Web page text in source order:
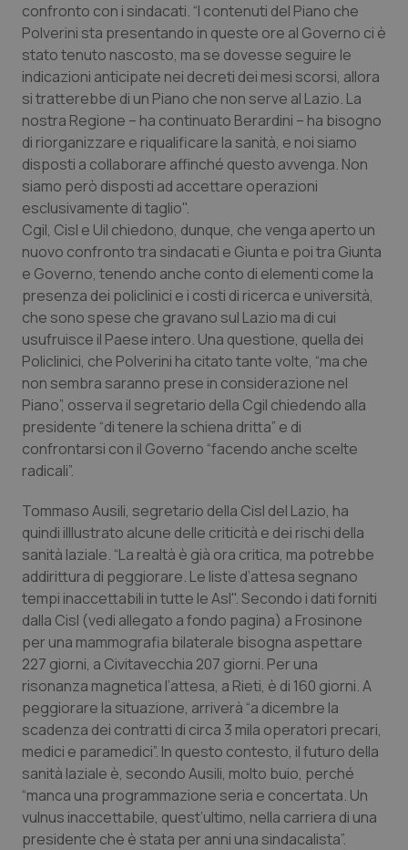
Lazio
Liguria
Lombardia
Marche
Molise
Piemonte
Provincia Autonoma di Bolzano
Provincia Autonoma di Trento
Puglia
Sardegna
Sicilia
Toscana
Umbria
Valle D’Aosta
Veneto
Diabete & glucometri
Disturbi dell’umore
Dolore
Donna & Salute
Epatiti
HIV
Infezioni & Febbre
Ipertensione & Scompenso
Malattie rare
Malattia di Crohn & Rettocolite Ulcerosa
Neuroscienze & patologie neurodegenerative
Obesità
Oftalmologia
Oncodermatologia
Oncoematologia
Oncologia & Nutrizione
Psoriasi & pelle
Quotidiano Cardiologia
confronto con i sindacati. “I contenuti del Piano che
Polverini sta presentando in queste ore al Governo ci è
stato tenuto nascosto, ma se dovesse seguire le
indicazioni anticipate nei decreti dei mesi scorsi, allora
si tratterebbe di un Piano che non serve al Lazio. La
nostra Regione – ha continuato Berardini – ha bisogno
di riorganizzare e riqualificare la sanità, e noi siamo
disposti a collaborare affinché questo avvenga. Non
siamo però disposti ad accettare operazioni
esclusivamente di taglio".
Cgil, Cisl e Uil chiedono, dunque, che venga aperto un
nuovo confronto tra sindacati e Giunta e poi tra Giunta
e Governo, tenendo anche conto di elementi come la
presenza dei policlinici e i costi di ricerca e università,
che sono spese che gravano sul Lazio ma di cui
usufruisce il Paese intero. Una questione, quella dei
Policlinici, che Polverini ha citato tante volte, “ma che
non sembra saranno prese in considerazione nel
Piano”, osserva il segretario della Cgil chiedendo alla
presidente “di tenere la schiena dritta” e di
confrontarsi con il Governo “facendo anche scelte
radicali”.
Tommaso Ausili, segretario della Cisl del Lazio, ha
quindi illlustrato alcune delle criticità e dei rischi della
sanità laziale. “La realtà è già ora critica, ma potrebbe
addirittura di peggiorare. Le liste d’attesa segnano
tempi inaccettabili in tutte le Asl". Secondo i dati forniti
dalla Cisl (vedi allegato a fondo pagina) a Frosinone
per una mammografia bilaterale bisogna aspettare
227 giorni, a Civitavecchia 207 giorni. Per una
risonanza magnetica l’attesa, a Rieti, è di 160 giorni. A
peggiorare la situazione, arriverà “a dicembre la
scadenza dei contratti di circa 3 mila operatori precari,
medici e paramedici”. In questo contesto, il futuro della
sanità laziale è, secondo Ausili, molto buio, perché
“manca una programmazione seria e concertata. Un
vulnus inaccettabile, quest’ultimo, nella carriera di una
presidente che è stata per anni una sindacalista”.